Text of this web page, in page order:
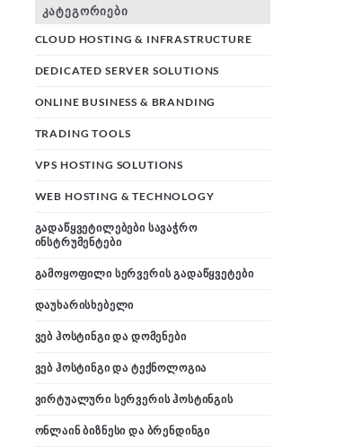
ᲙᲐᲢᲔᲒᲝᲠᲘᲔᲑᲘ
CLOUD HOSTING & INFRASTRUCTURE
DEDICATED SERVER SOLUTIONS
ONLINE BUSINESS & BRANDING
TRADING TOOLS
VPS HOSTING SOLUTIONS
WEB HOSTING & TECHNOLOGY
ᲒᲐᲓᲐᲬᲧᲕᲔᲢᲘᲚᲔᲑᲔᲑᲘ ᲡᲐᲕᲐᲭᲠᲝ
ᲘᲜᲡᲢᲠᲣᲛᲔᲜᲢᲔᲑᲘ
ᲒᲐᲛᲝᲧᲝᲤᲘᲚᲘ ᲡᲔᲠᲕᲔᲠᲘᲡ ᲒᲐᲓᲐᲬᲧᲕᲔᲢᲔᲑᲘ
ᲓᲐᲣᲮᲐᲠᲘᲡᲮᲔᲑᲔᲚᲘ
ᲕᲔᲑ ᲰᲝᲡᲢᲘᲜᲒᲘ ᲓᲐ ᲓᲝᲛᲔᲜᲔᲑᲘ
ᲕᲔᲑ ᲰᲝᲡᲢᲘᲜᲒᲘ ᲓᲐ ᲢᲔᲥᲜᲝᲚᲝᲒᲘᲐ
ᲕᲘᲠᲢᲣᲐᲚᲣᲠᲘ ᲡᲔᲠᲕᲔᲠᲘᲡ ᲰᲝᲡᲢᲘᲜᲒᲘᲡ
ᲝᲜᲚᲐᲘᲜ ᲑᲘᲖᲜᲔᲡᲘ ᲓᲐ ᲑᲠᲔᲜᲓᲘᲜᲒᲘ